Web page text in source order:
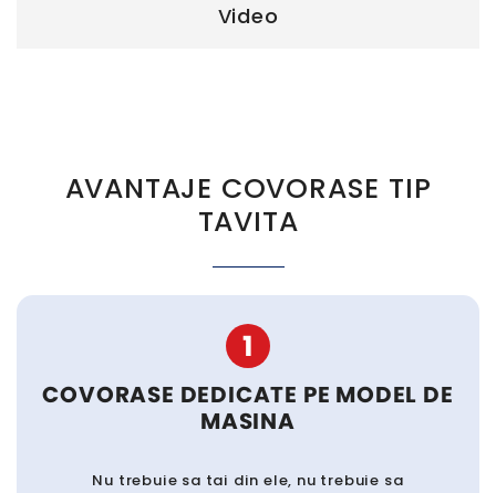
Video
AVANTAJE COVORASE TIP
TAVITA
1
COVORASE DEDICATE PE MODEL DE
MASINA
Nu trebuie sa tai din ele, nu trebuie sa